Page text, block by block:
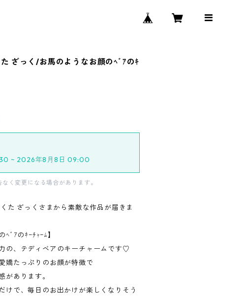
ざっく/お馬のようなお顔のﾍﾞｱのｷ
~ 2026年8月8日 09:00
く変更になる場合があります。
た ざっくさまから素敵な作品が届きま
ﾍﾞｱのｷｰﾁｬｰﾑ】
の、テディベアのキーチャームです♡
嬌たっぷりのお顔が特徴で
があります。
けで、毎日のお出かけが楽しくなりそう